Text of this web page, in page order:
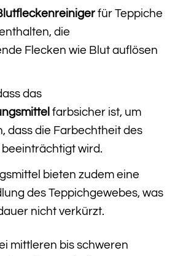
für Teppiche
die
Flecken wie Blut auflösen
das
farbsicher ist, um
dass die Farbechtheit des
wird.
bieten zudem eine
des Teppichgewebes, was
nicht verkürzt.
mittleren bis schweren